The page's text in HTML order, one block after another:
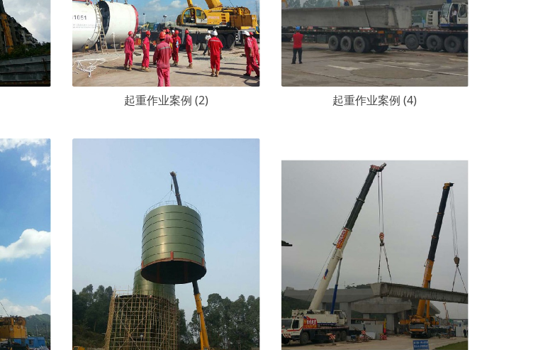
起重作业案例 (2) 起重作业案例 (4)